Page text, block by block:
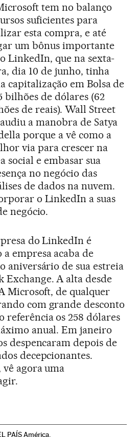
tem no balanço
suficientes para
esta compra, e até
um bônus importante
LinkedIn, que na sexta-
dia 10 de junho, tinha
capitalização em Bolsa de
bilhões de dólares (62
de reais). Wall Street
a manobra de Satya
porque a vê como a
via para crescer na
social e embasar sua
no negócio das
de dados na nuvem.
o LinkedIn a suas
negócio.
do LinkedIn é
empresa acaba de
aniversário de sua estreia
Exchange. A alta desde
Microsoft, de qualquer
com grande desconto
referência os 258 dólares
anual. Em janeiro
despencaram depois de
decepcionantes.
agora uma
PAÍS América.